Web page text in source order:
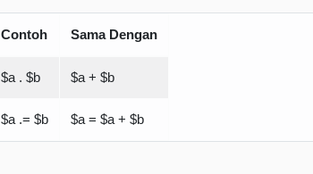
Contoh Sama Dengan
$a . $b $a + $b
$a .= $b $a = $a + $b